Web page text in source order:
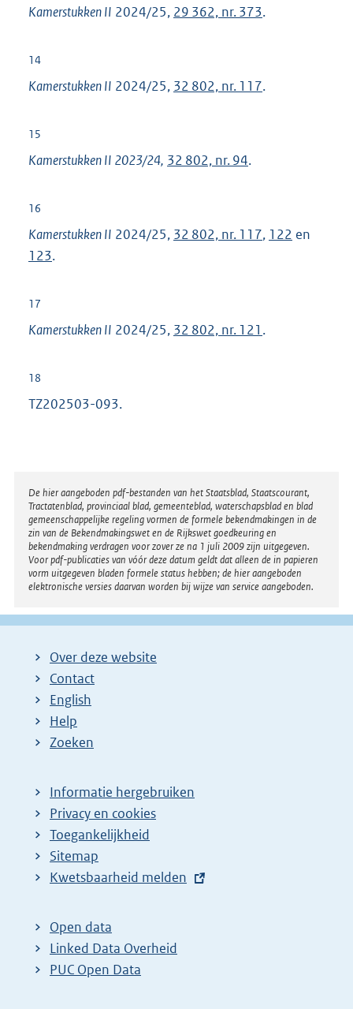
Kamerstukken II 2024/25, 29 362, nr. 373.
14
Kamerstukken II 2024/25, 32 802, nr. 117.
15
Kamerstukken II 2023/24, 32 802, nr. 94.
16
Kamerstukken II 2024/25, 32 802, nr. 117, 122 en
123.
17
Kamerstukken II 2024/25, 32 802, nr. 121 .
18
TZ202503-093.
Disclaimer
De hier aangeboden pdf-bestanden van het Staatsblad, Staatscourant,
Tractatenblad, provinciaal blad, gemeenteblad, waterschapsblad en blad
gemeenschappelijke regeling vormen de formele bekendmakingen in de
zin van de Bekendmakingswet en de Rijkswet goedkeuring en
bekendmaking verdragen voor zover ze na 1 juli 2009 zijn uitgegeven.
Voor pdf-publicaties van vóór deze datum geldt dat alleen de in papieren
vorm uitgegeven bladen formele status hebben; de hier aangeboden
elektronische versies daarvan worden bij wijze van service aangeboden.
Over deze website
Contact
English
Help
Zoeken
Informatie hergebruiken
Privacy en cookies
Toegankelijkheid
Sitemap
E
t
e
r
Kwetsbaarheid melden
Open data
Linked Data Overheid
PUC Open Data